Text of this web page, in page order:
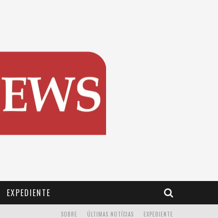
EXPEDIENTE
EXPEDIENTE
ÚLTIMAS NOTÍCIAS
SOBRE